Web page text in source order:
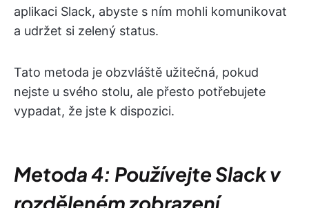
aplikaci Slack, abyste s ním mohli komunikovat
a udržet si zelený status.
Tato metoda je obzvláště užitečná, pokud
nejste u svého stolu, ale přesto potřebujete
vypadat, že jste k dispozici.
Metoda 4: Používejte Slack v
rozděleném zobrazení